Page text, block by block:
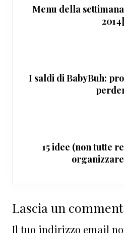
Menu della
2014]
I saldi di BabyBuh:
15 idee (non tutte
Interazioni
del
Lascia un
Il tuo indirizzo email